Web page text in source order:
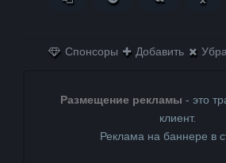
Спонсоры Добавить
Размещение рекламы - это
клиент.
Реклама на баннере в